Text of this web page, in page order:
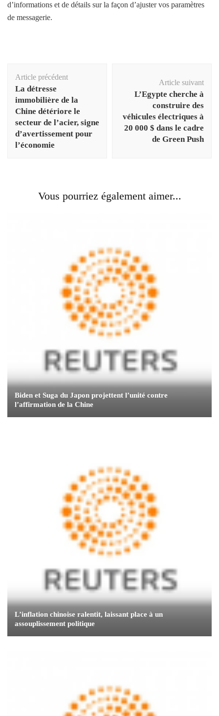
d’informations et de détails sur la façon d’ajuster vos paramètres
de messagerie.
d'article
Article précédent
La détresse
immobilière de la
Chine détériore le
secteur de l’acier, signe
d’avertissement pour
l’économie
Article suivant
L’Egypte cherche à
construire des
véhicules électriques à
20 000 $ dans le cadre
de Green Push
Vous pourriez également aimer...
Biden et Suga du Japon projettent l’unité contre
l’affirmation de la Chine
L’inflation chinoise ralentit, laissant place à un
assouplissement politique